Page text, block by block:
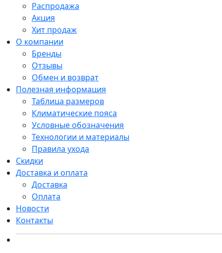
Распродажа
Акция
Хит продаж
О компании
Бренды
Отзывы
Обмен и возврат
Полезная информация
Таблица размеров
Климатические пояса
Условные обозначения
Технологии и материалы
Правила ухода
Скидки
Доставка и оплата
Доставка
Оплата
Новости
Контакты